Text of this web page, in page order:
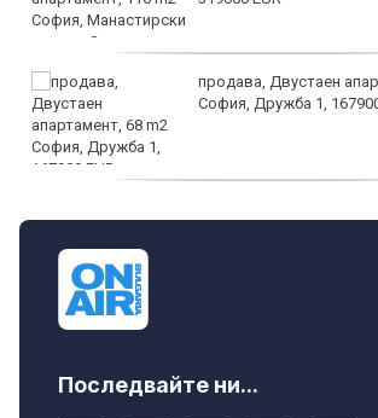
продава, Двустаен
София, Дружба 1,
Последвайте ни...